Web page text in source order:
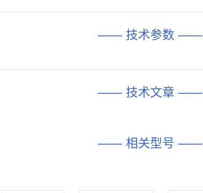
—— 技术参数 ——
—— 技术文章 ——
—— 相关型号 ——